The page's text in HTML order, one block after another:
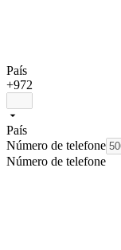
País
+972
País
Número de telefone
Número de telefone